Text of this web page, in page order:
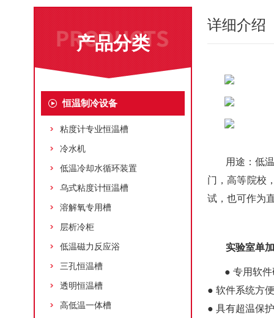
产品分类
恒温制冷设备
粘度计专业恒温槽
冷水机
低温冷却水循环装置
乌式粘度计恒温槽
溶解氧专用槽
层析冷柜
低温磁力反应浴
三孔恒温槽
透明恒温槽
高低温一体槽
详细介绍
用途：低
门，高等院校
试，也可作为
实验室单
● 专用软
● 软件系统方
● 具有超温保